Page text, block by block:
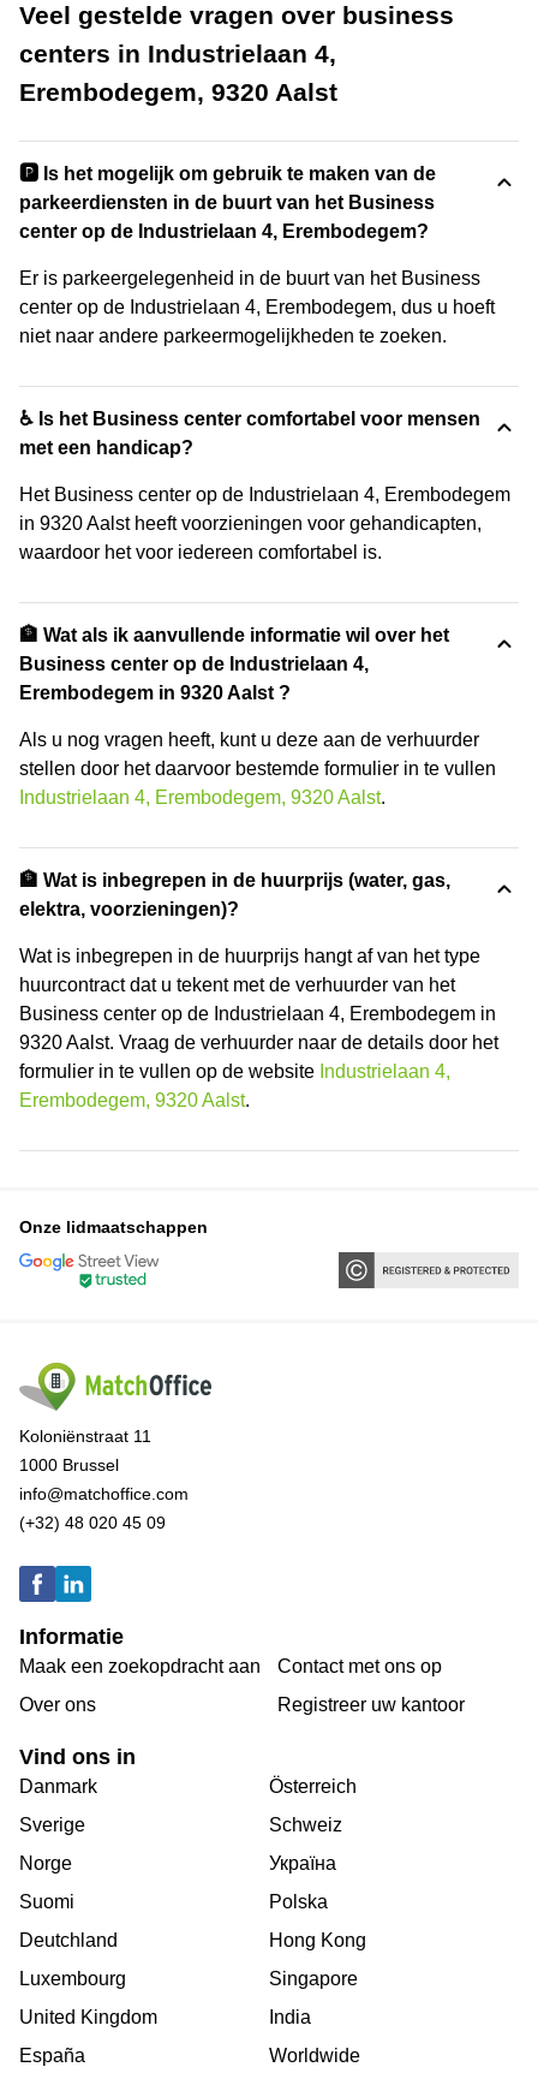
Veel gestelde vragen over business
centers in Industrielaan 4,
Erembodegem, 9320 Aalst
🅿️ Is het mogelijk om gebruik te maken van de
parkeerdiensten in de buurt van het Business
center op de Industrielaan 4, Erembodegem?
Er is parkeergelegenheid in de buurt van het Business
center op de Industrielaan 4, Erembodegem, dus u hoeft
niet naar andere parkeermogelijkheden te zoeken.
♿ Is het Business center comfortabel voor mensen
met een handicap?
Het Business center op de Industrielaan 4, Erembodegem
in 9320 Aalst heeft voorzieningen voor gehandicapten,
waardoor het voor iedereen comfortabel is.
🏦 Wat als ik aanvullende informatie wil over het
Business center op de Industrielaan 4,
Erembodegem in 9320 Aalst ?
Als u nog vragen heeft, kunt u deze aan de verhuurder
stellen door het daarvoor bestemde formulier in te vullen
Industrielaan 4, Erembodegem, 9320 Aalst.
🏦 Wat is inbegrepen in de huurprijs (water, gas,
elektra, voorzieningen)?
Wat is inbegrepen in de huurprijs hangt af van het type
huurcontract dat u tekent met de verhuurder van het
Business center op de Industrielaan 4, Erembodegem in
9320 Aalst. Vraag de verhuurder naar de details door het
formulier in te vullen op de website Industrielaan 4,
Erembodegem, 9320 Aalst.
Onze lidmaatschappen
Koloniënstraat 11
1000 Brussel
info@matchoffice.com
(+32) 48 020 45 09
Informatie
Maak een zoekopdracht aan
Over ons
Contact met ons op
Registreer uw kantoor
Vind ons in
Danmark
Sverige
Norge
Suomi
Deutchland
Luxembourg
United Kingdom
España
Österreich
Schweiz
Україна
Polska
Hong Kong
Singapore
India
Worldwide